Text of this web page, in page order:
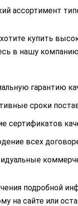
ассортимент
купить
в нашу
гарантию
сроки
сертификатов
всех
подробной
на сайте или